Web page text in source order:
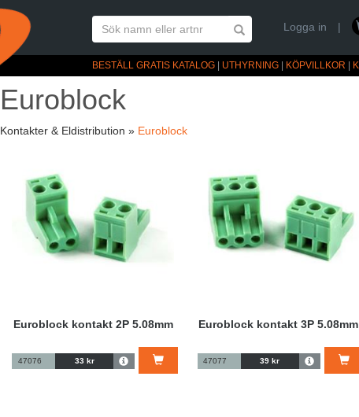
Logga in |
BESTÄLL GRATIS KATALOG UTHYRNING KÖPVILLKOR
Euroblock
Kontakter & Eldistribution » Euroblock
Euroblock kontakt 2P 5.08mm
47076 33 kr
Euroblock kontakt 3P 5.08mm
47077 39 kr